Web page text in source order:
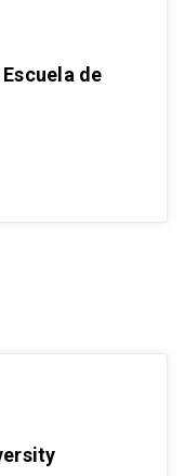
de